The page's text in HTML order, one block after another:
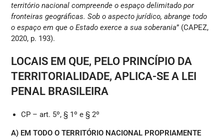
território nacional compreende o espaço delimitado por
fronteiras geográficas. Sob o aspecto jurídico, abrange todo
o espaço em que o Estado exerce a sua soberania” (CAPEZ,
2020, p. 193).
LOCAIS EM QUE, PELO PRINCÍPIO DA
TERRITORIALIDADE, APLICA-SE A LEI
PENAL BRASILEIRA
CP – art. 5º, § 1º e § 2º
A) EM TODO O TERRITÓRIO NACIONAL PROPRIAMENTE